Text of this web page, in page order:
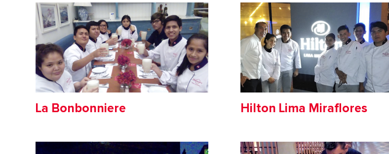
La Bonbonniere Hilton Lima Miraflores